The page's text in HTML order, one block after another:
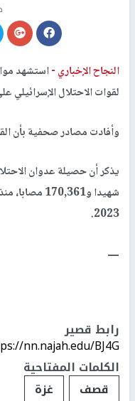
النجاح الإخباري -استشهد
لقوات الاحتلال الإسرائيلي
وأفادت مصادر صحفية بأن
يذكر أن حصيلة عدوان
شهيدا
2023.
ــــ
رابط قصير
nn.najah.edu/BJ4G/
الكلمات المفتاحية
قصف
غزة